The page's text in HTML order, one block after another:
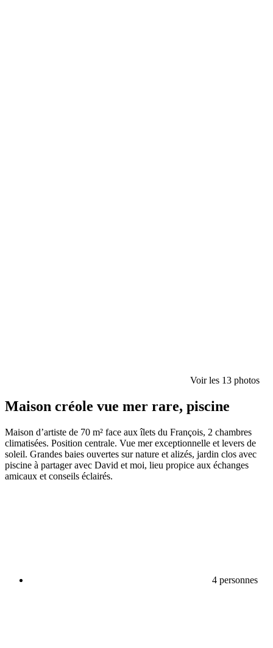
Voir les 13 photos
Maison créole vue mer rare, piscine
Maison d’artiste de 70 m² face aux îlets du François, 2 chambres
climatisées. Position centrale. Vue mer exceptionnelle et levers de
soleil. Grandes baies ouvertes sur nature et alizés, jardin clos avec
piscine à partager avec David et moi, lieu propice aux échanges
amicaux et conseils éclairés.
4 personnes